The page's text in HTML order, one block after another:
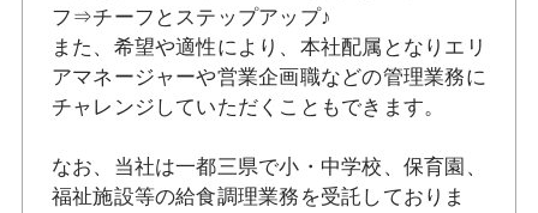
フ⇒チーフとステップアップ♪
また、希望や適性により、本社配属となりエリ
アマネージャーや営業企画職などの管理業務に
チャレンジしていただくこともできます。
なお、当社は一都三県で小・中学校、保育園、
福祉施設等の給食調理業務を受託しておりま